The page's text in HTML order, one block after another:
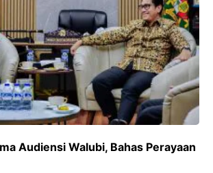
Audiensi Walubi, Bahas Perayaan